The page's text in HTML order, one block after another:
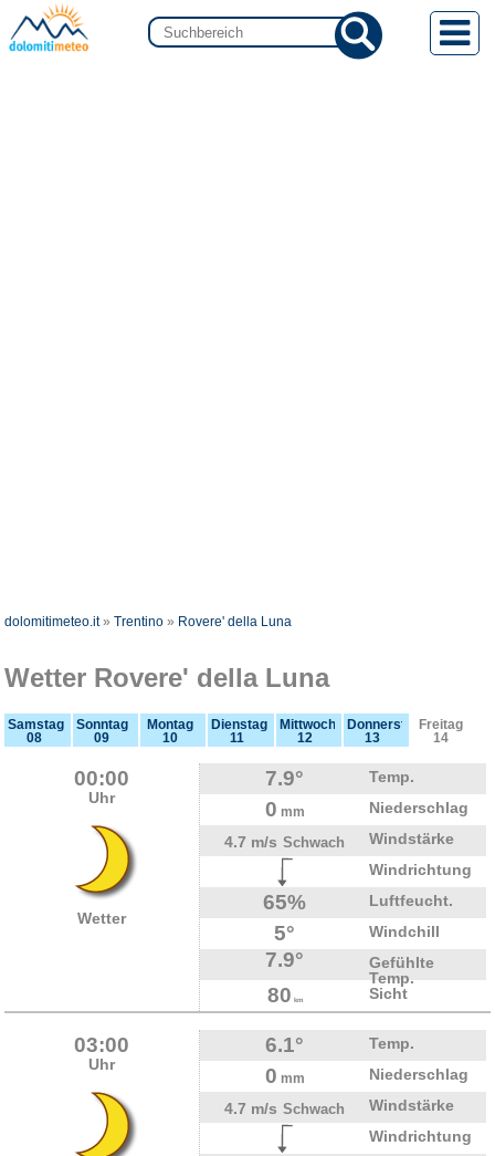
dolomitimeteo.it»Trentino » Rovere' della Luna
Wetter Rovere' della Luna
Samstag
08
Sonntag
09
Montag
10
Dienstag
11
Mittwoch
12
Donnerstag
13
Freitag
14
00:00
Uhr
Wetter
7.9° Temp.
0 mm
Niederschlag
4.7 m/s Schwach
Windstärke
Windrichtung
65% Luftfeucht.
5° Windchill
7.9°
Gefühlte
Temp.
80 km Sicht
03:00
Uhr
6.1° Temp.
0 mm
Niederschlag
4.7 m/s Schwach
Windstärke
Windrichtung